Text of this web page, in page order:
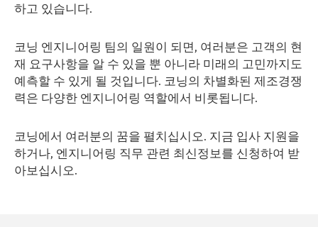
하고 있습니다.
코닝 엔지니어링 팀의 일원이 되면, 여러분은 고객의 현
재 요구사항을 알 수 있을 뿐 아니라 미래의 고민까지도
예측할 수 있게 될 것입니다. 코닝의 차별화된 제조경쟁
력은 다양한 엔지니어링 역할에서 비롯됩니다.
코닝에서 여러분의 꿈을 펼치십시오. 지금 입사 지원을
하거나, 엔지니어링 직무 관련 최신정보를 신청하여 받
아보십시오.